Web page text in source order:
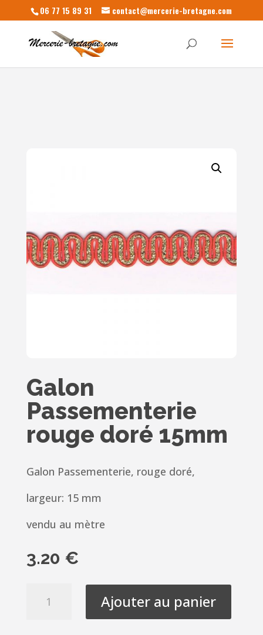
06 77 15 89 31 contact@mercerie-bretagne.com
Galon
Passementerie
rouge doré 15mm
Galon Passementerie, rouge doré,
largeur: 15 mm
vendu au mètre
3.20 €
Ajouter au panier